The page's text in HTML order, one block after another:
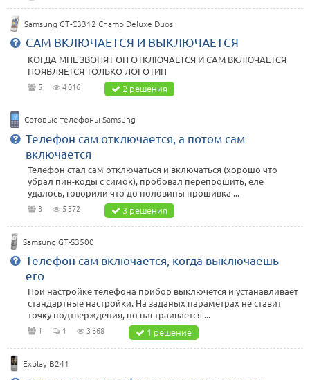
Samsung GT-C3312 Champ Deluxe Duos
САМ ВКЛЮЧАЕТСЯ И ВЫКЛЮЧАЕТСЯ
КОГДА МНЕ ЗВОНЯТ ОН ОТКЛЮЧАЕТСЯ И САМ ВКЛЮЧАЕТСЯ
ПОЯВЛЯЕТСЯ ТОЛЬКО ЛОГОТИП
5 4 016 2 решения
Сотовые телефоны Samsung
Телефон сам отключается, а потом сам
включается
Телефон стал сам отключаться и включаться (хорошо что
убрал пин-коды с симок), пробовал перепрошить, еле
удалось, говорили что до половины прошивка ...
3 5 372 3 решения
Samsung GT-S3500
Телефон сам включается, когда выключаешь
его
При настройке телефона прибор выключется и устанавливает
стандартные настройки. На заданых параметрах не ставит
точку подтверждения, но настраивается ...
1 1 3 668 1 решение
Explay B241